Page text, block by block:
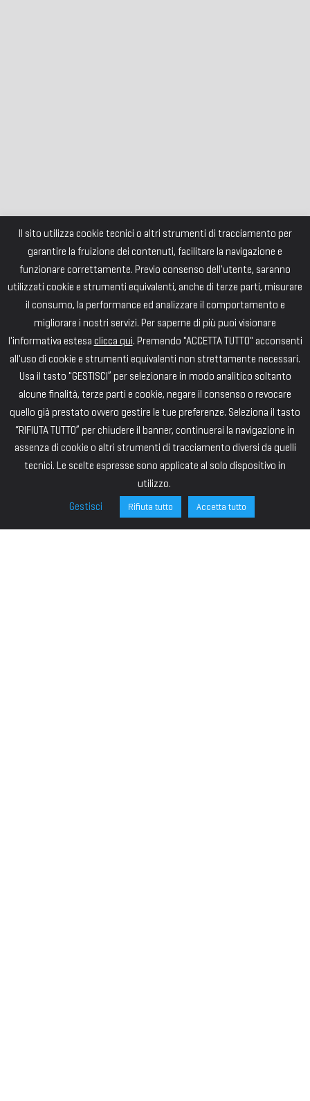
Il sito utilizza cookie tecnici o altri strumenti di tracciamento per
garantire la fruizione dei contenuti, facilitare la navigazione e
funzionare correttamente. Previo consenso dell'utente, saranno
utilizzati cookie e strumenti equivalenti, anche di terze parti, misurare
il consumo, la performance ed analizzare il comportamento e
migliorare i nostri servizi. Per saperne di più puoi visionare
l'informativa estesa clicca qui. Premendo "ACCETTA TUTTO" acconsenti
all'uso di cookie e strumenti equivalenti non strettamente necessari.
Usa il tasto "GESTISCI” per selezionare in modo analitico soltanto
alcune finalità, terze parti e cookie, negare il consenso o revocare
quello già prestato ovvero gestire le tue preferenze. Seleziona il tasto
“RIFIUTA TUTTO” per chiudere il banner, continuerai la navigazione in
assenza di cookie o altri strumenti di tracciamento diversi da quelli
tecnici. Le scelte espresse sono applicate al solo dispositivo in
utilizzo.
Gestisci
Rifiuta tutto Accetta tutto